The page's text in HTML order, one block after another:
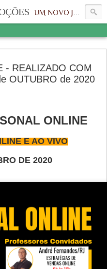
UM NOVO JEITO, UMA NOVA IDENTIDADE
- REALIZADO COM
OUTUBRO de 2020
ONLINE
E AO VIVO
DE 2020